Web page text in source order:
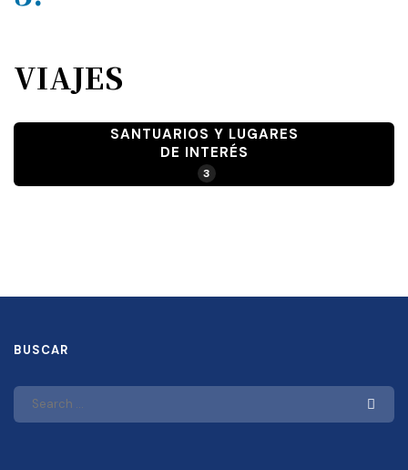
VIAJES
SANTUARIOS Y LUGARES
DE INTERÉS
3
BUSCAR